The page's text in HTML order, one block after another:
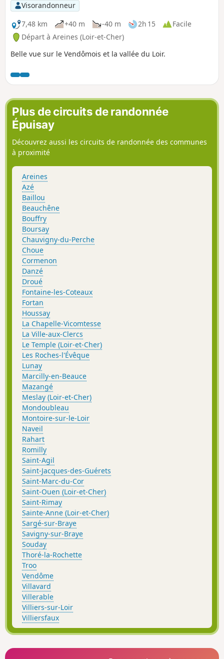
Visorandonneur
7,48 km
+40 m -40 m 2h 15
Facile
Départ à Areines (Loir-et-Cher)
Belle vue sur le Vendômois et la vallée du Loir.
Plus de circuits de randonnée
Épuisay
Découvrez aussi les circuits de randonnée des communes
à proximité
Areines
Azé
Baillou
Beauchêne
Bouffry
Boursay
Chauvigny-du-Perche
Choue
Cormenon
Danzé
Droué
Fontaine-les-Coteaux
Fortan
Houssay
La Chapelle-Vicomtesse
La Ville-aux-Clercs
Le Temple (Loir-et-Cher)
Les Roches-l'Évêque
Lunay
Marcilly-en-Beauce
Mazangé
Meslay (Loir-et-Cher)
Mondoubleau
Montoire-sur-le-Loir
Naveil
Rahart
Romilly
Saint-Agil
Saint-Jacques-des-Guérets
Saint-Marc-du-Cor
Saint-Ouen (Loir-et-Cher)
Saint-Rimay
Sainte-Anne (Loir-et-Cher)
Sargé-sur-Braye
Savigny-sur-Braye
Souday
Thoré-la-Rochette
Troo
Vendôme
Villavard
Villerable
Villiers-sur-Loir
Villiersfaux